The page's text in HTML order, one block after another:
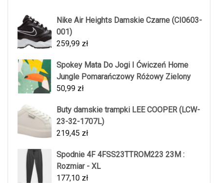
Nike Air Heights Damskie Czarne (CI0603-
001)
259,99 zł
Spokey Mata Do Jogi I Ćwiczeń Home
Jungle Pomarańczowy Różowy Zielony
50,99 zł
Buty damskie trampki LEE COOPER (LCW-
23-32-1707L)
219,45 zł
Spodnie 4F 4FSS23TTROM223 23M :
Rozmiar - XL
177,10 zł